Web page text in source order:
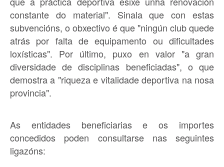
constante do material". Sinala que con estas
subvencións, o obxectivo é que "ningún club quede
atrás por falta de equipamento ou dificultades
loxísticas". Por último, puxo en valor "a gran
diversidade de disciplinas beneficiadas", o que
demostra a "riqueza e vitalidade deportiva na nosa
provincia".
As entidades beneficiarias e os importes
concedidos poden consultarse nas seguintes
ligazóns: